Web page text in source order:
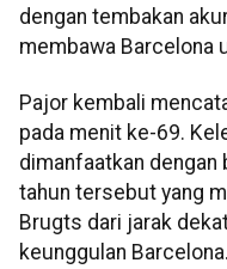
dengan tembakan
membawa Barcelona
Pajor kembali
pada menit ke-69.
dimanfaatkan dengan
tahun tersebut yang
Brugts dari jarak
keunggulan